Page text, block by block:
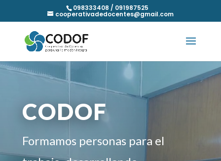
098333408 / 091987525
cooperativadedocentes@gmail.com
CODOF
Formamos personas para el